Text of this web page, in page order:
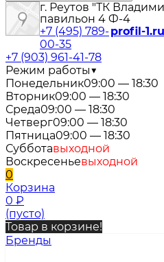
г. Реутов "ТК
павильон 4 Ф-4
profil-
+7 (495) 789-
00-35
+7 (903) 961-41-78
Режим работы▼
Понедельник09:00 — 18:30
Вторник09:00 — 18:30
Среда09:00 — 18:30
Четверг09:00 — 18:30
Пятница09:00 — 18:30
Субботавыходной
Воскресеньевыходной
0
Корзина
0 ₽
(пусто)
Товар в корзине!
Бренды